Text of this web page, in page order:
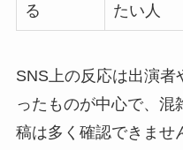
る
たい人
SNS上の反応は出演
ったものが中心で、混
稿は多く確認できませ